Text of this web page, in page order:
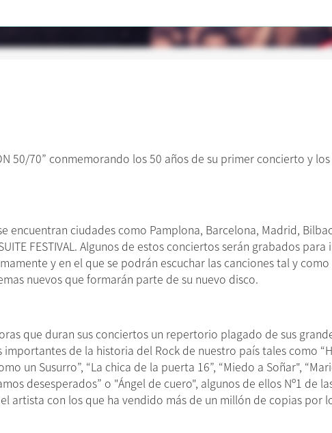
50/70” conmemorando los 50 años de su primer concierto y
encuentran ciudades como Pamplona, Barcelona, Madrid,
FESTIVAL. Algunos de estos conciertos serán grabados para
y en el que se podrán escuchar las canciones tal y como
nuevos que formarán parte de su nuevo disco.
que duran sus conciertos un repertorio plagado de sus
de la historia del Rock de nuestro país tales como
un Susurro”, “La chica de la puerta 16”, “Miedo a Soñar",
desesperados” o "Ángel de cuero", algunos de ellos Nº1 de
artista con los que ha vendido más de un millón de copias por